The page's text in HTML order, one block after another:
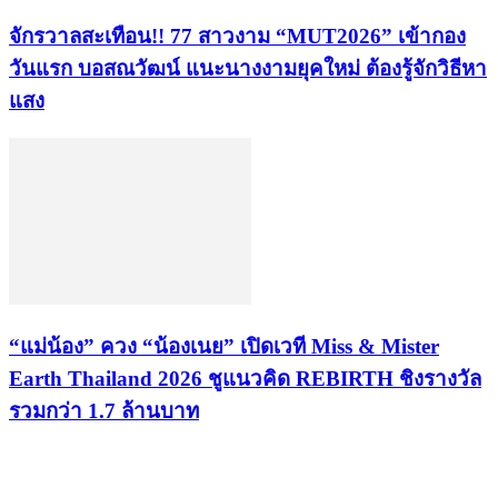
จักรวาลสะเทือน!! 77 สาวงาม “MUT2026” เข้ากอง
วันแรก บอสณวัฒน์ แนะนางงามยุคใหม่ ต้องรู้จักวิธีหา
แสง
“แม่น้อง” ควง “น้องเนย” เปิดเวที Miss & Mister
Earth Thailand 2026 ชูแนวคิด REBIRTH ชิงรางวัล
รวมกว่า 1.7 ล้านบาท